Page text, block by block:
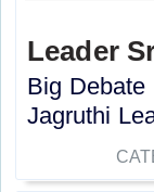
Leader
Big
Jagruthi